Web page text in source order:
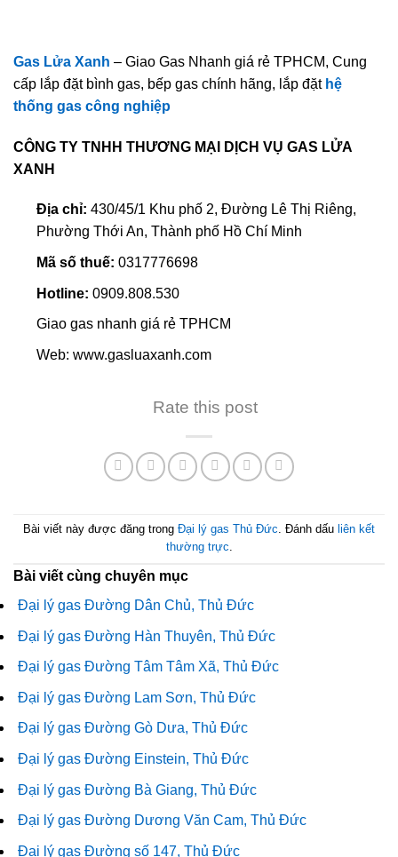
Gas Lửa Xanh – Giao Gas Nhanh giá rẻ TPHCM, Cung
cấp lắp đặt bình gas, bếp gas chính hãng, lắp đặt hệ
thống gas công nghiệp
CÔNG TY TNHH THƯƠNG MẠI DỊCH VỤ GAS LỬA
XANH
Địa chỉ: 430/45/1 Khu phố 2, Đường Lê Thị Riêng,
Phường Thới An, Thành phố Hồ Chí Minh
Mã số thuế: 0317776698
Hotline: 0909.808.530
Giao gas nhanh giá rẻ TPHCM
Web: www.gasluaxanh.com
Rate this post
Bài viết này được đăng trong Đại lý gas Thủ Đức. Đánh dấu liên kết
thường trực.
Bài viết cùng chuyên mục
Đại lý gas Đường Dân Chủ, Thủ Đức
Đại lý gas Đường Hàn Thuyên, Thủ Đức
Đại lý gas Đường Tâm Tâm Xã, Thủ Đức
Đại lý gas Đường Lam Sơn, Thủ Đức
Đại lý gas Đường Gò Dưa, Thủ Đức
Đại lý gas Đường Einstein, Thủ Đức
Đại lý gas Đường Bà Giang, Thủ Đức
Đại lý gas Đường Dương Văn Cam, Thủ Đức
Đại lý gas Đường số 147, Thủ Đức